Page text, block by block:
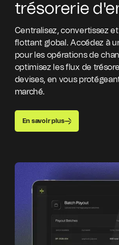
trésorerie
Centralisez, convertissez
flottant global. Accédez à
pour les opérations de
optimisez les flux de
devises, en vous
marché.
En savoir plus